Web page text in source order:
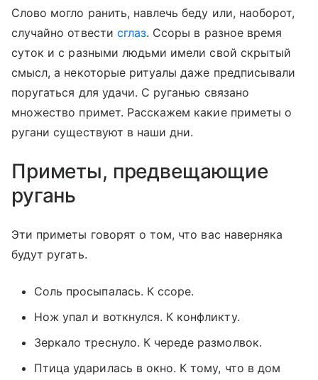
Слово могло ранить, навлечь беду или, наоборот,
случайно отвести сглаз. Ссоры в разное время
суток и с разными людьми имели свой скрытый
смысл, а некоторые ритуалы даже предписывали
поругаться для удачи. С руганью связано
множество примет. Расскажем какие приметы о
ругани существуют в наши дни.
Приметы, предвещающие
ругань
Эти приметы говорят о том, что вас наверняка
будут ругать.
Соль просыпалась. К ссоре.
Нож упал и воткнулся. К конфликту.
Зеркало треснуло. К череде размолвок.
Птица ударилась в окно. К тому, что в дом